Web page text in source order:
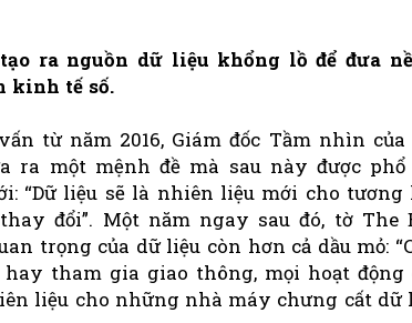
tạo ra nguồn dữ liệu khổng lồ để đưa
kinh tế số.
từ năm 2016, Giám đốc Tầm nhìn
ra một mệnh đề mà sau này được
“Dữ liệu sẽ là nhiên liệu mới cho tương
đổi”. Một năm ngay sau đó, tờ The
trọng của dữ liệu còn hơn cả dầu mỏ:
tham gia giao thông, mọi hoạt động
liệu cho những nhà máy chưng cất dữ